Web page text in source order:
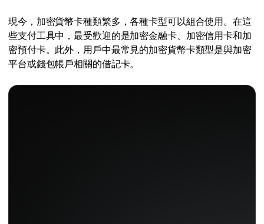
現今，加密貨幣卡種類繁多，各種卡型可以組合使用。在這
些支付工具中，最受歡迎的是加密金融卡、加密信用卡和加
密預付卡。此外，用戶中最常見的加密貨幣卡類型是與加密
平台或錢包帳戶相關的借記卡。